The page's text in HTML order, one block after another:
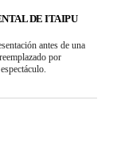
DE ITAIPU
antes de una
por